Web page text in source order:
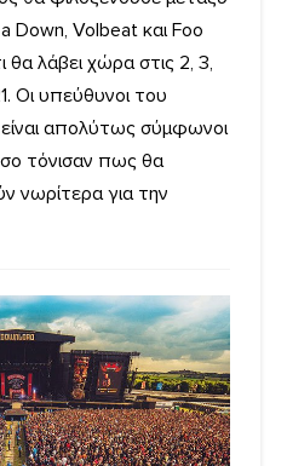
Volbeat και Foo
θα λάβει χώρα στις 2, 3,
Οι υπεύθυνοι του
απολύτως σύμφωνοι
τόνισαν πως θα
νωρίτερα για την